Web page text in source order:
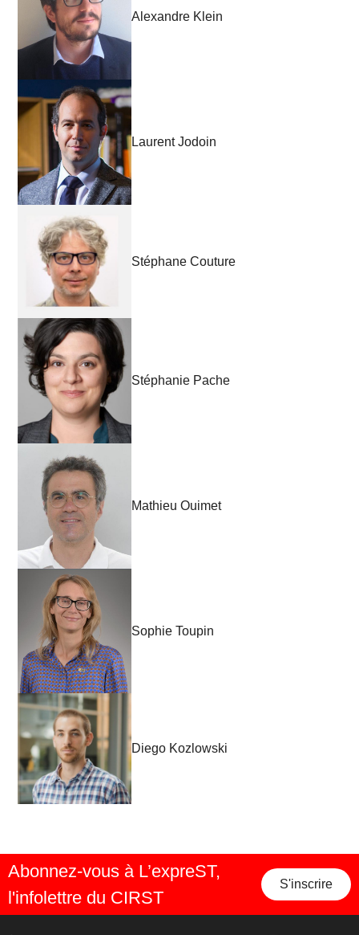
Alexandre Klein
Laurent Jodoin
Stéphane Couture
Stéphanie Pache
Mathieu Ouimet
Sophie Toupin
Diego Kozlowski
Abonnez-vous à L’expreST,
l'infolettre du CIRST
S'inscrire